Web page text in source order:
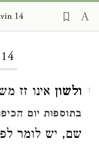
14
1 ולשון אינו זז
בתוספות יום
שם, יש לומר